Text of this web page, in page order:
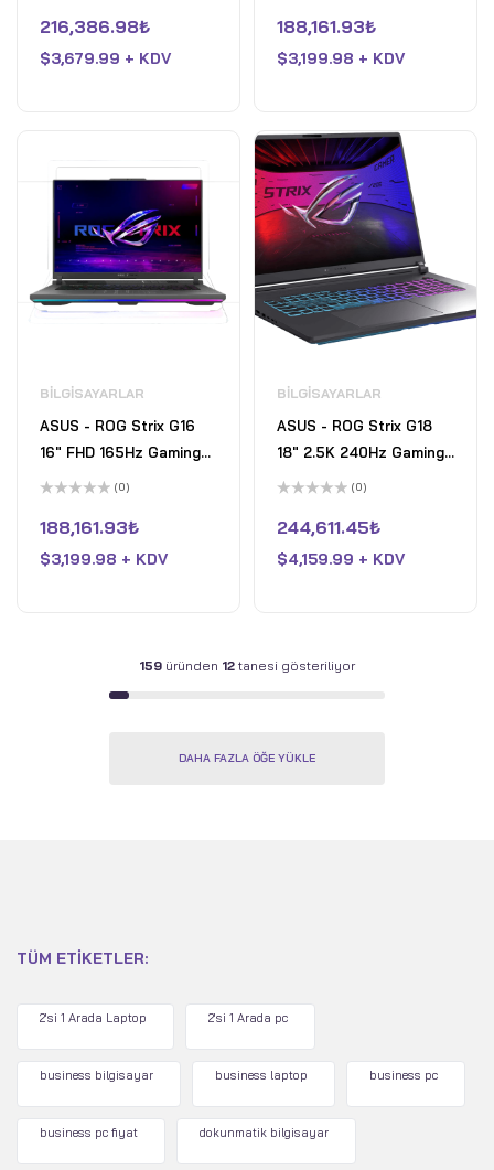
RAM - NVIDIA GeForce
RTX 5070 Ti - 1TB SSD -
üzerinden
0
aldı
216,386.98₺
$3,679.99 + KDV
GeForce RTX 5070 Ti -
1TB SSD - Eclipse Grey
üzerinden
0
aldı
188,161.93₺
$3,199.98 + KDV
BILGISAYARLAR
ASUS - ROG Strix G16
16" FHD 165Hz Gaming
Laptop - AMD Ryzen 9
GeForce RTX 5070 Ti -
1TB SSD - Eclipse Grey
üzerinden
0
aldı
(0)
188,161.93₺
$3,199.98 + KDV
BILGISAYARLAR
ASUS - ROG Strix G18
18" 2.5K 240Hz Gaming
Laptop - Intel Core Ultra
NVIDIA GeForce RTX
5080 - 2TB SSD -
üzerinden
0
aldı
(0)
244,611.45₺
$4,159.99 + KDV
159 üründen 12 tanesi gösteriliyor
DAHA FAZLA ÖĞE YÜKLE
TÜM ETIKETLER:
2'si 1 Arada Laptop 2'si 1 Arada pc
business bilgisayar business laptop business pc
business pc fiyat dokunmatik bilgisayar